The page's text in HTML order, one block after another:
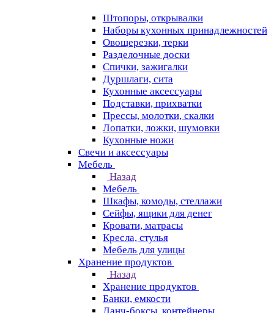
Штопоры, открывалки
Наборы кухонных принадлежностей
Овощерезки, терки
Разделочные доски
Спички, зажигалки
Дуршлаги, сита
Кухонные аксессуары
Подставки, прихватки
Прессы, молотки, скалки
Лопатки, ложки, шумовки
Кухонные ножи
Свечи и аксессуары
Мебель
Назад
Мебель
Шкафы, комоды, стеллажи
Сейфы, ящики для денег
Кровати, матрасы
Кресла, стулья
Мебель для улицы
Хранение продуктов
Назад
Хранение продуктов
Банки, емкости